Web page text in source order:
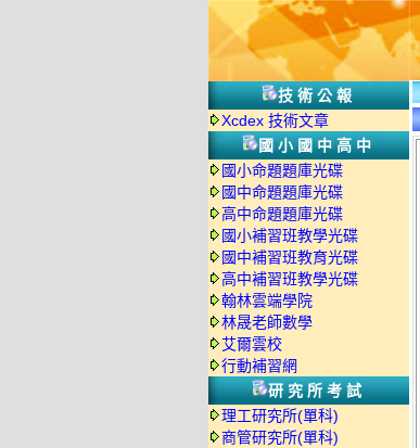
技術公報
Xcdex 技術文章
國小國中高中
國小命題題庫光碟
國中命題題庫光碟
高中命題題庫光碟
國小補習班教學光碟
國中補習班教育光碟
高中補習班教學光碟
翰林雲端學院
林晟老師數學
艾爾雲校
行動補習網
研究所考試
理工研究所(單科)
商管研究所(單科)